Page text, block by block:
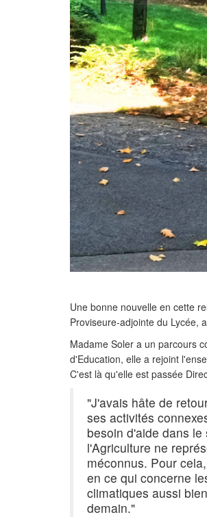
Une bonne nouvelle en cette
Proviseure-adjointe du Lycée,
Madame Soler a un parcours
d'Education, elle a rejoint
C'est là qu'elle est passée
"J'avais hâte de
ses activités
besoin d'aide dans
l'Agriculture ne
méconnus. Pour
en ce qui concerne
climatiques aussi
demain."